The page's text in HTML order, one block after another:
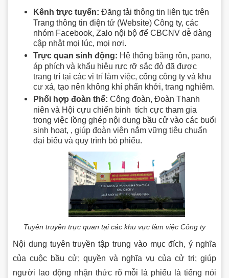
Kênh trực tuyến: Đăng tải thông tin liên tục trên
Trang thông tin điện tử (Website) Công ty, các
nhóm Facebook, Zalo nội bộ để CBCNV dễ dàng
cập nhật mọi lúc, mọi nơi.
Trực quan sinh động: Hệ thống băng rôn, pano,
áp phích và khẩu hiệu rực rỡ sắc đỏ đã được
trang trí tại các vị trí làm việc, cổng công ty và khu
cư xá, tạo nên không khí phấn khởi, trang nghiêm.
Phối hợp đoàn thể: Công đoàn, Đoàn Thanh
niên và Hội cựu chiến binh tích cực tham gia
trong việc lồng ghép nội dung bầu cử vào các buổi
sinh hoạt, , giúp đoàn viên nắm vững tiêu chuẩn
đại biểu và quy trình bỏ phiếu.
Tuyên truyền trực quan tại các khu vực làm việc Công ty
Nội dung tuyên truyền tập trung vào mục đích, ý nghĩa
của cuộc bầu cử; quyền và nghĩa vụ của cử tri; giúp
người lao động nhận thức rõ mỗi lá phiếu là tiếng nói